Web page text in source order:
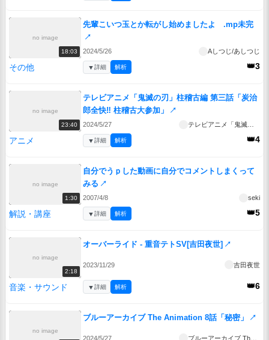
no image
18:03
先輩こいつ玉とか転がし始めましたよ .mp未完
↗
2024/5/26 Aしつじ/あしつじ
その他 👑3
▼詳細 解析
no image
23:40
テレビアニメ「鬼滅の刃」柱稽古編 第三話「炭治
郎全快‼ 柱稽古大参加」
↗
2024/5/27 テレビアニメ「鬼滅の刃」柱稽古編
アニメ 👑4
▼詳細 解析
no image
1:30
自分でうｐした動画に自分でコメントしまくって
みる ↗
2007/4/8 seki
解説・講座 👑5
▼詳細 解析
no image
2:18
オーバーライド - 重音テトSV[吉田夜世] ↗
2023/11/29 吉田夜世
音楽・サウンド 👑6
▼詳細 解析
no image
ブルーアーカイブ The Animation 8話「秘密」 ↗
2024/5/27